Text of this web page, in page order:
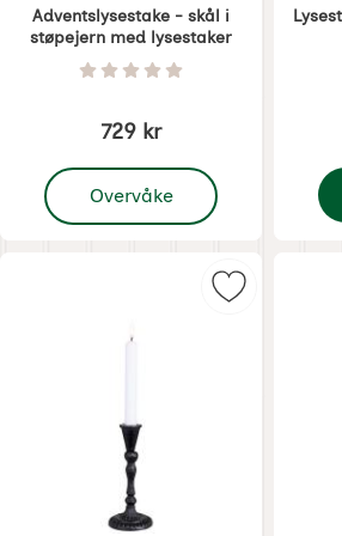
Adventslysestake - skål i
støpejern med lysestaker
Varenummer 7309Vurdering: 0 Stjerne av 5
729 kr
Overvåke
, Adventslysestake - skål i
Merk